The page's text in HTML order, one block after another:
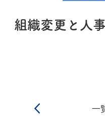
組織変更と人
一